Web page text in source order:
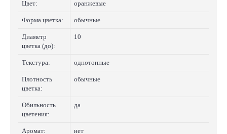
Цвет: оранжевые
Форма цветка: обычные
Диаметр
цветка (до):
10
Текстура: однотонные
Плотность
цветка:
обычные
Обильность
цветения:
да
Аромат: нет